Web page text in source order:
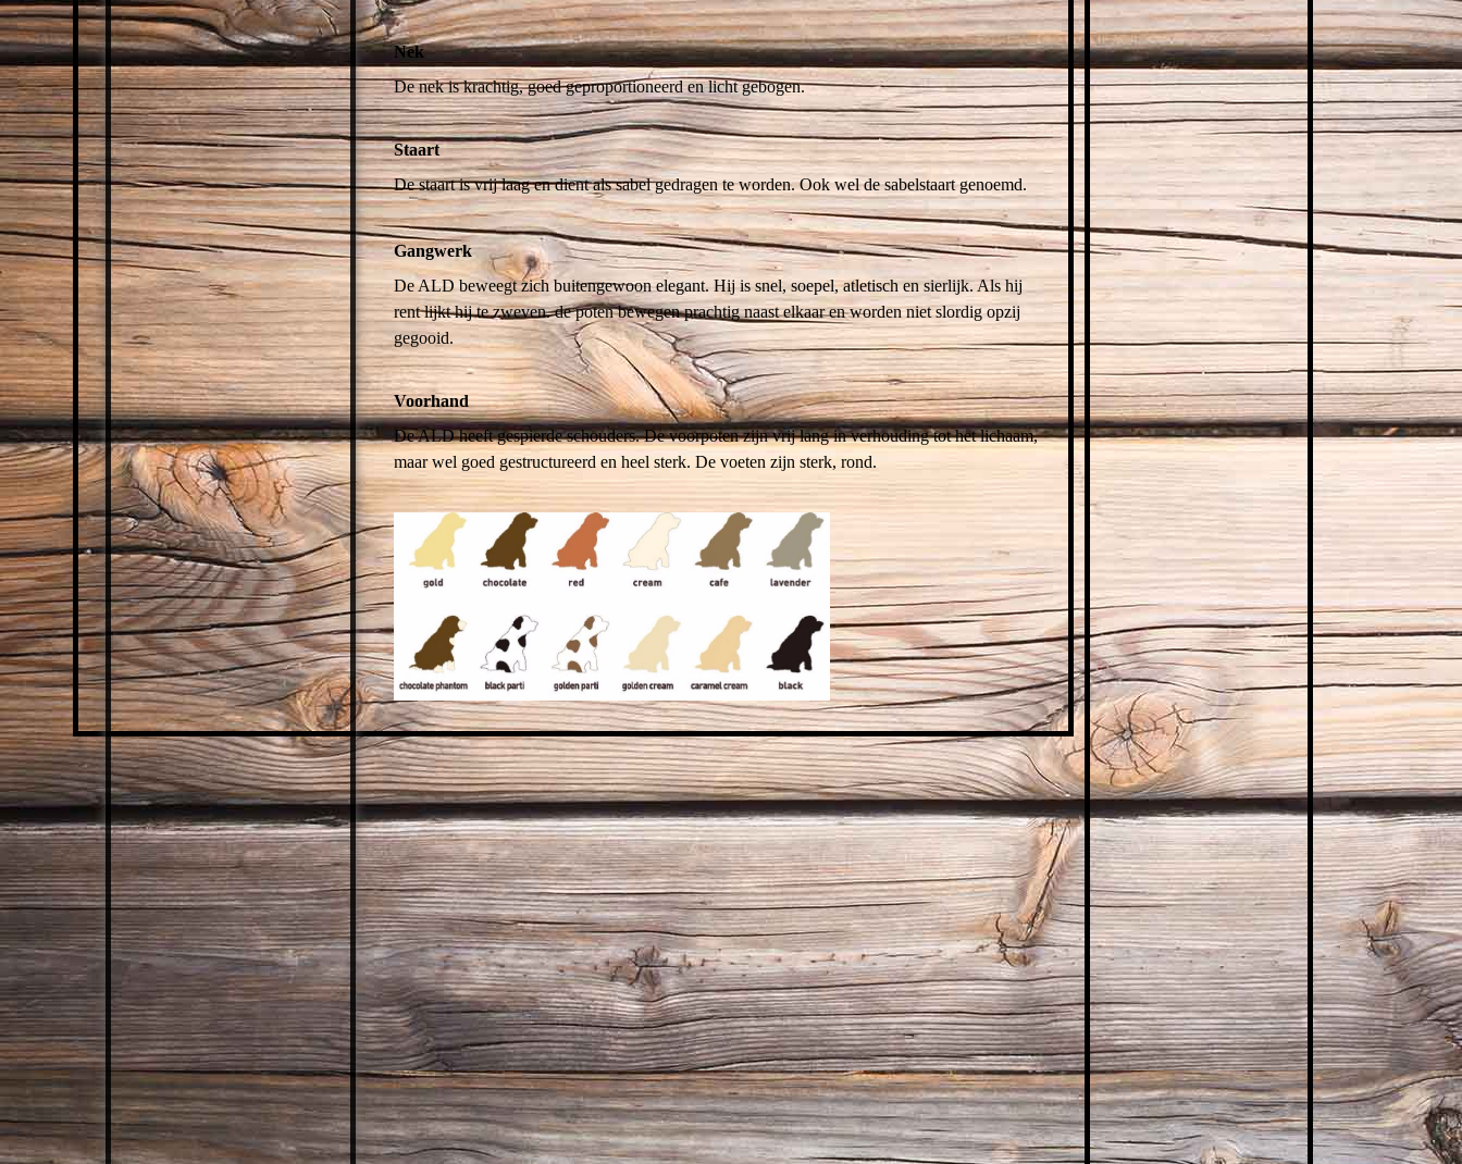
Nek
De nek is krachtig, goed geproportioneerd en licht gebogen.
Staart
De staart is vrij laag en dient als sabel gedragen te worden. Ook wel de sabelstaart genoemd.
Gangwerk
De ALD beweegt zich buitengewoon elegant. Hij is snel, soepel, atletisch en sierlijk. Als hij
rent lijkt hij te zweven. de poten bewegen prachtig naast elkaar en worden niet slordig opzij
gegooid.
Voorhand
De ALD heeft gespierde schouders. De voorpoten zijn vrij lang in verhouding tot het lichaam,
maar wel goed gestructureerd en heel sterk. De voeten zijn sterk, rond.